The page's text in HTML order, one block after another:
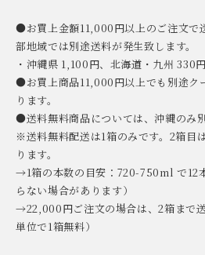
●お買上金額11,000円以上のご注文で
部地域では別途送料が発生致します。
・沖縄県 1,100円、北海道・九州 330円
●お買上商品11,000円以上でも別途ク
ります。
●送料無料商品については、沖縄のみ
※送料無料配送は1箱のみです。2箱目
ります。
→1箱の本数の目安：720-750ml で12
らない場合があります）
→22,000円ご注文の場合は、2箱まで
単位で1箱無料）